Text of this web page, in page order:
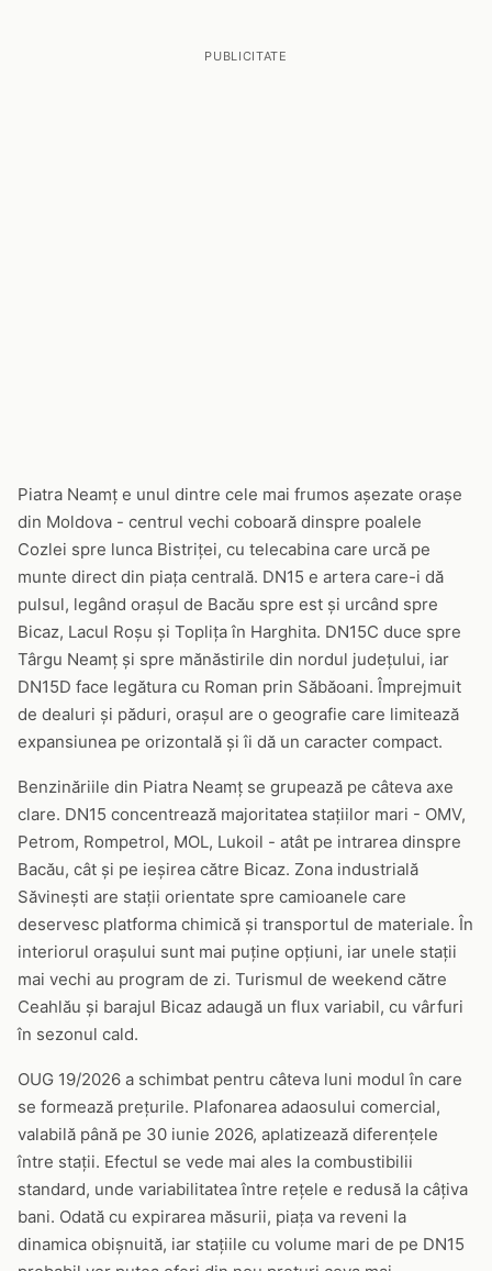
PUBLICITATE
Piatra Neamț e unul dintre cele mai frumos așezate orașe
din Moldova - centrul vechi coboară dinspre poalele
Cozlei spre lunca Bistriței, cu telecabina care urcă pe
munte direct din piața centrală. DN15 e artera care-i dă
pulsul, legând orașul de Bacău spre est și urcând spre
Bicaz, Lacul Roșu și Toplița în Harghita. DN15C duce spre
Târgu Neamț și spre mănăstirile din nordul județului, iar
DN15D face legătura cu Roman prin Săbăoani. Împrejmuit
de dealuri și păduri, orașul are o geografie care limitează
expansiunea pe orizontală și îi dă un caracter compact.
Benzinăriile din Piatra Neamț se grupează pe câteva axe
clare. DN15 concentrează majoritatea stațiilor mari - OMV,
Petrom, Rompetrol, MOL, Lukoil - atât pe intrarea dinspre
Bacău, cât și pe ieșirea către Bicaz. Zona industrială
Săvinești are stații orientate spre camioanele care
deservesc platforma chimică și transportul de materiale. În
interiorul orașului sunt mai puține opțiuni, iar unele stații
mai vechi au program de zi. Turismul de weekend către
Ceahlău și barajul Bicaz adaugă un flux variabil, cu vârfuri
în sezonul cald.
OUG 19/2026 a schimbat pentru câteva luni modul în care
se formează prețurile. Plafonarea adaosului comercial,
valabilă până pe 30 iunie 2026, aplatizează diferențele
între stații. Efectul se vede mai ales la combustibilii
standard, unde variabilitatea între rețele e redusă la câțiva
bani. Odată cu expirarea măsurii, piața va reveni la
dinamica obișnuită, iar stațiile cu volume mari de pe DN15